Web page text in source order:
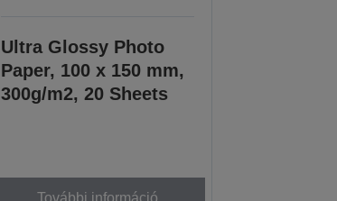
Ultra Glossy Photo
Paper, 100 x 150 mm,
300g/m2, 20 Sheets
További információ